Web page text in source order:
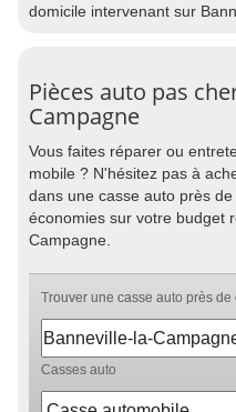
domicile intervenant sur
Pièces auto pas
Campagne
Vous faites réparer ou
mobile ? N'hésitez pas à
dans une casse auto près
économies sur votre budget
Campagne.